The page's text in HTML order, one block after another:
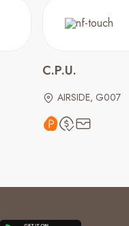
C.P.U.
AIRSIDE, G007